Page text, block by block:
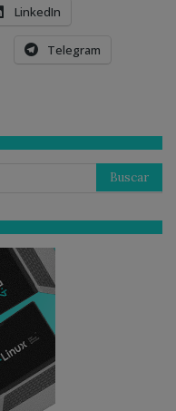
LinkedIn
Telegram